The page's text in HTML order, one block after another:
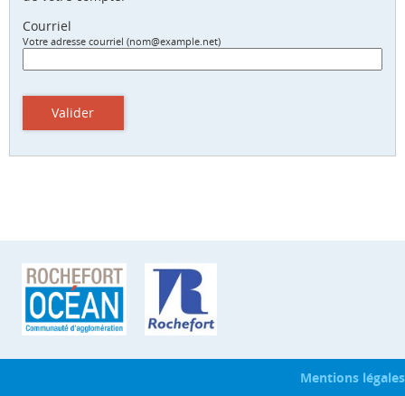
Courriel
Votre adresse courriel (nom@example.net)
Valider
Mentions légales